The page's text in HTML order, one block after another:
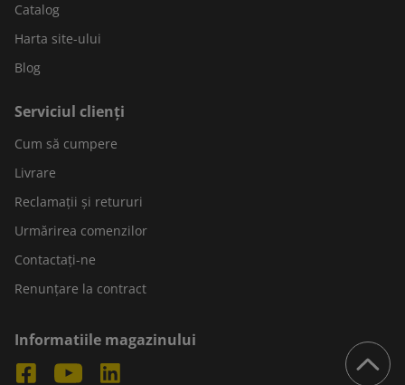
Catalog
Harta site-ului
Blog
Serviciul clienți
Cum să cumpere
Livrare
Reclamații și retururi
Urmărirea comenzilor
Contactați-ne
Renunțare la contract
Informatiile magazinului